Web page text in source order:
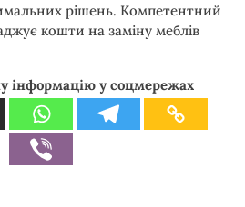
рішень. Компетентний
кошти на заміну меблів
інформацію у соцмережах